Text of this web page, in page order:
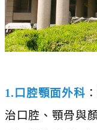
1.口腔顎面外科
治口腔、顎骨與